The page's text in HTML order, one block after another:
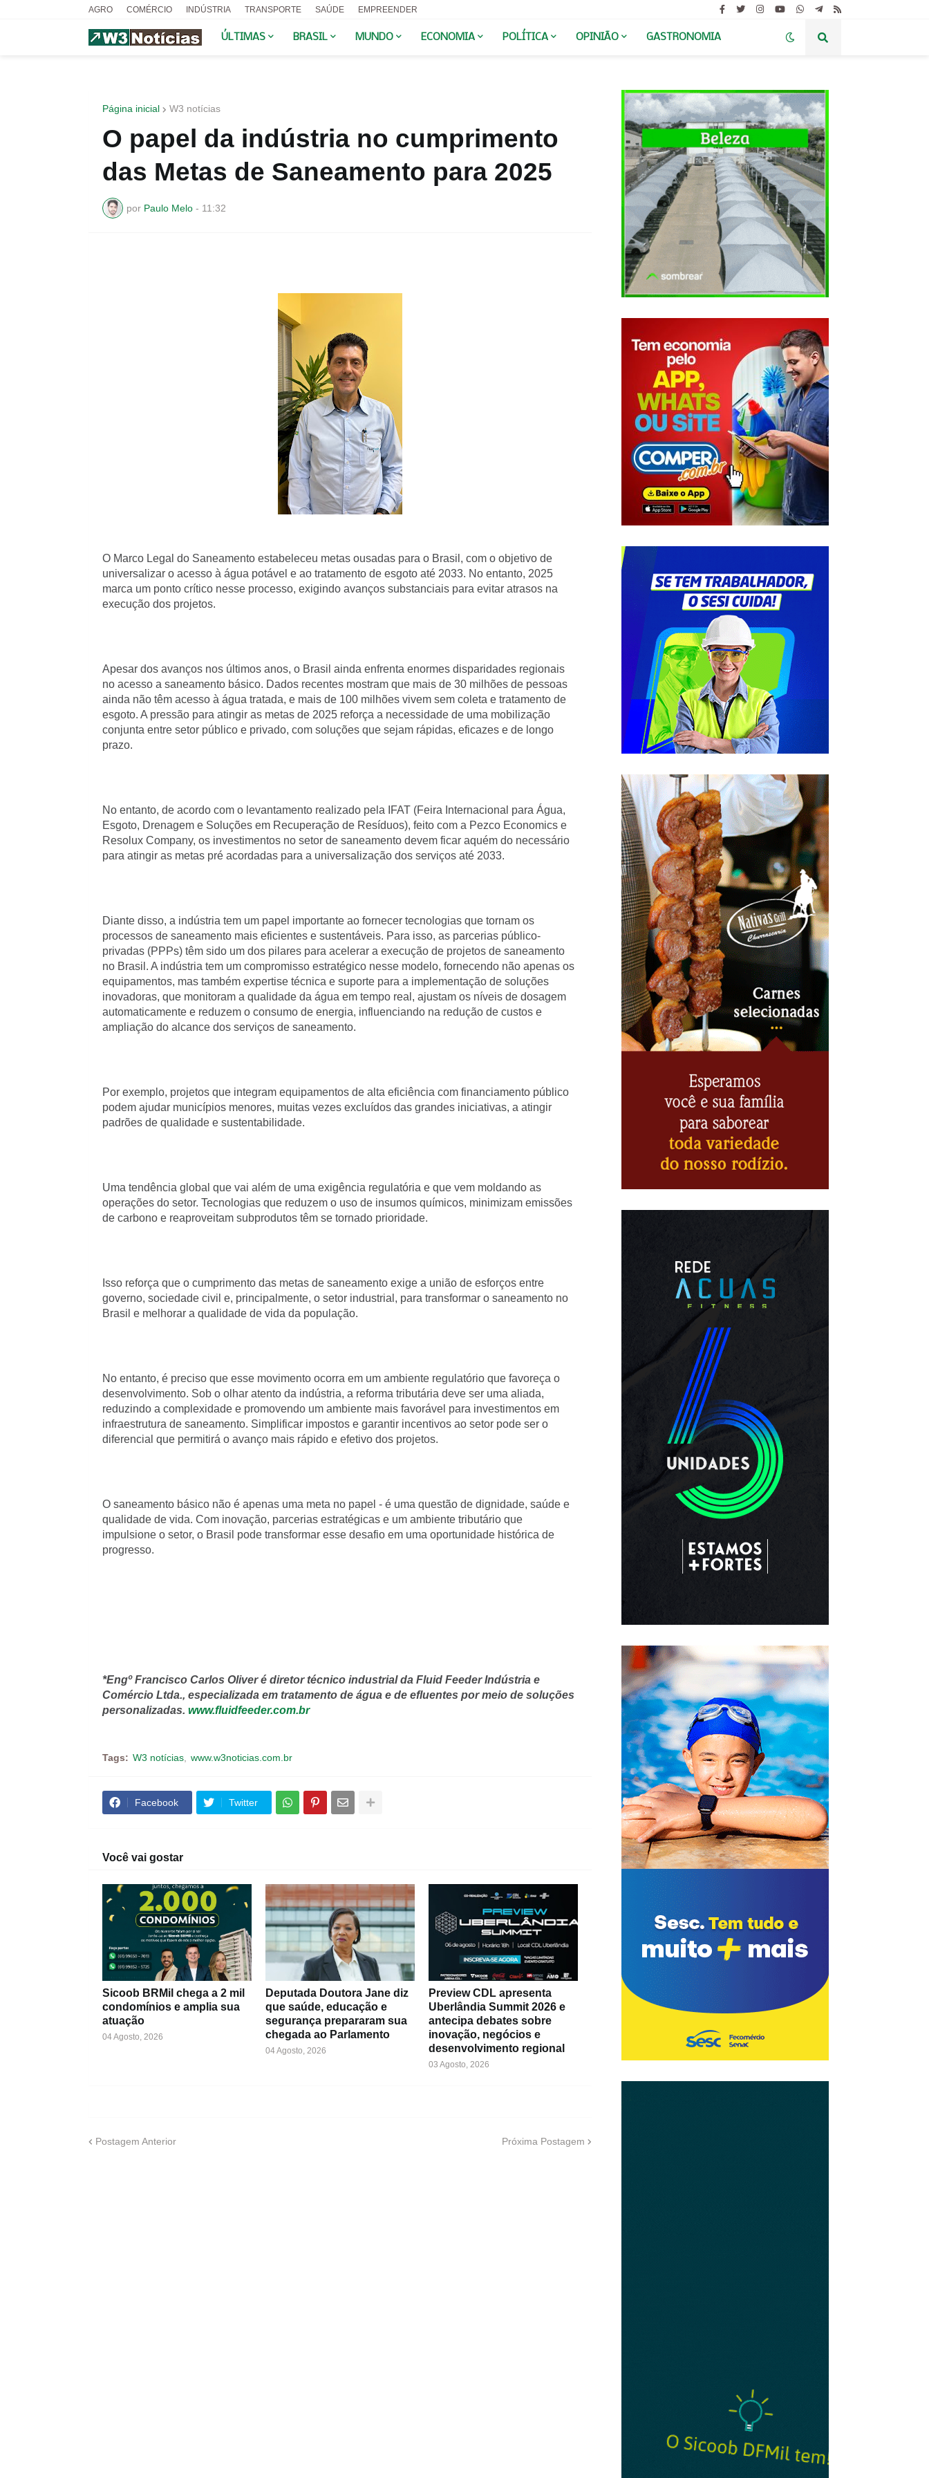
AGRO COMÉRCIO INDÚSTRIA TRANSPORTE SAÚDE EMPREENDER
ÚLTIMAS BRASIL MUNDO ECONOMIA POLÍTICA OPINIÃO GASTRONOMIA
Página inicial W3 notícias
O papel da indústria no cumprimento
das Metas de Saneamento para 2025
por Paulo Melo - 11:32
O Marco Legal do Saneamento estabeleceu metas ousadas para o Brasil, com o objetivo de
universalizar o acesso à água potável e ao tratamento de esgoto até 2033. No entanto, 2025
marca um ponto crítico nesse processo, exigindo avanços substanciais para evitar atrasos na
execução dos projetos.
Apesar dos avanços nos últimos anos, o Brasil ainda enfrenta enormes disparidades regionais
no acesso a saneamento básico. Dados recentes mostram que mais de 30 milhões de pessoas
ainda não têm acesso à água tratada, e mais de 100 milhões vivem sem coleta e tratamento de
esgoto. A pressão para atingir as metas de 2025 reforça a necessidade de uma mobilização
conjunta entre setor público e privado, com soluções que sejam rápidas, eficazes e de longo
prazo.
No entanto, de acordo com o levantamento realizado pela IFAT (Feira Internacional para Água,
Esgoto, Drenagem e Soluções em Recuperação de Resíduos), feito com a Pezco Economics e
Resolux Company, os investimentos no setor de saneamento devem ficar aquém do necessário
para atingir as metas pré acordadas para a universalização dos serviços até 2033.
Diante disso, a indústria tem um papel importante ao fornecer tecnologias que tornam os
processos de saneamento mais eficientes e sustentáveis. Para isso, as parcerias público-
privadas (PPPs) têm sido um dos pilares para acelerar a execução de projetos de saneamento
no Brasil. A indústria tem um compromisso estratégico nesse modelo, fornecendo não apenas os
equipamentos, mas também expertise técnica e suporte para a implementação de soluções
inovadoras, que monitoram a qualidade da água em tempo real, ajustam os níveis de dosagem
automaticamente e reduzem o consumo de energia, influenciando na redução de custos e
ampliação do alcance dos serviços de saneamento.
Por exemplo, projetos que integram equipamentos de alta eficiência com financiamento público
podem ajudar municípios menores, muitas vezes excluídos das grandes iniciativas, a atingir
padrões de qualidade e sustentabilidade.
Uma tendência global que vai além de uma exigência regulatória e que vem moldando as
operações do setor. Tecnologias que reduzem o uso de insumos químicos, minimizam emissões
de carbono e reaproveitam subprodutos têm se tornado prioridade.
Isso reforça que o cumprimento das metas de saneamento exige a união de esforços entre
governo, sociedade civil e, principalmente, o setor industrial, para transformar o saneamento no
Brasil e melhorar a qualidade de vida da população.
No entanto, é preciso que esse movimento ocorra em um ambiente regulatório que favoreça o
desenvolvimento. Sob o olhar atento da indústria, a reforma tributária deve ser uma aliada,
reduzindo a complexidade e promovendo um ambiente mais favorável para investimentos em
infraestrutura de saneamento. Simplificar impostos e garantir incentivos ao setor pode ser o
diferencial que permitirá o avanço mais rápido e efetivo dos projetos.
O saneamento básico não é apenas uma meta no papel - é uma questão de dignidade, saúde e
qualidade de vida. Com inovação, parcerias estratégicas e um ambiente tributário que
impulsione o setor, o Brasil pode transformar esse desafio em uma oportunidade histórica de
progresso.
*Engº Francisco Carlos Oliver é diretor técnico industrial da Fluid Feeder Indústria e
Comércio Ltda., especializada em tratamento de água e de efluentes por meio de soluções
personalizadas. www.fluidfeeder.com.br
Tags: W3 notícias www.w3noticias.com.br
Facebook Twitter
Você vai gostar
Sicoob BRMil chega a 2 mil
condomínios e amplia sua
atuação
04 Agosto, 2026
Deputada Doutora Jane diz
que saúde, educação e
segurança prepararam sua
chegada ao Parlamento
04 Agosto, 2026
Preview CDL apresenta
Uberlândia Summit 2026 e
antecipa debates sobre
inovação, negócios e
desenvolvimento regional
03 Agosto, 2026
Postagem Anterior Próxima Postagem